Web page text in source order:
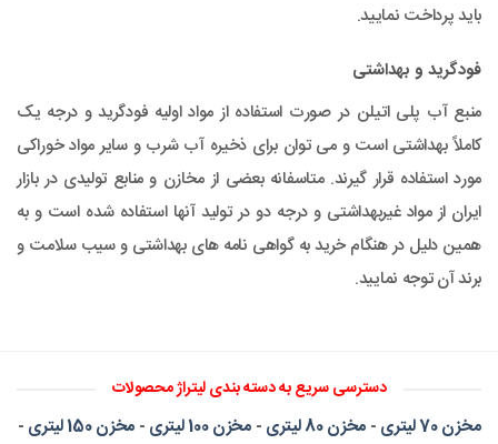
باید پرداخت نمایید.
فودگرید و بهداشتی
منبع آب پلی اتیلن در صورت استفاده از مواد اولیه فودگرید و درجه یک
کاملاً بهداشتی است و می توان برای ذخیره آب شرب و سایر مواد خوراکی
مورد استفاده قرار گیرند. متاسفانه بعضی از مخازن و منابع تولیدی در بازار
ایران از مواد غیربهداشتی و درجه دو در تولید آنها استفاده شده است و به
همین دلیل در هنگام خرید به گواهی نامه های بهداشتی و سیب سلامت و
برند آن توجه نمایید.
دسترسی سریع به دسته بندی لیتراژ محصولات
مخزن 70 لیتری - مخزن 80 لیتری -مخزن 100 لیتری -مخزن 150 لیتری
-